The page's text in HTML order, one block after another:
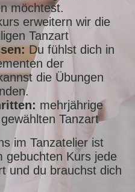
möchtest.
erweitern wir die
Tanzart
Du fühlst dich in
der
die Übungen
mehrjährige
Tanzart
im Tanzatelier ist
gebuchten Kurs jede
und du brauchst dich